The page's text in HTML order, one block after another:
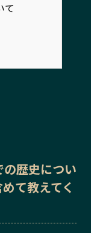
対談
者
選大全集
ー
て
の歴史につい
て教えてく